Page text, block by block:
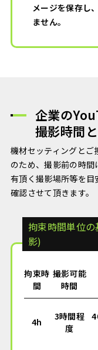
メージを保存し
ません。
企業の
撮影時間
機材セッティングとご
のため、撮影前の時
有頂く撮影場所等を
確認させて頂きます。
拘束時間単位
影)
拘束時
間
撮影可能
時間
4h
3時間程
度